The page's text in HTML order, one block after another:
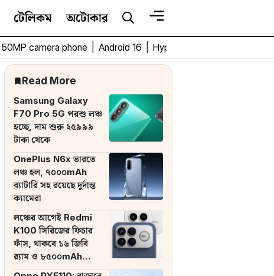
টেলিকম অটোকার
50MP camera phone Android 16 HyperOS 3
Read More
Samsung Galaxy
F70 Pro 5G পরশু লঞ্চ
হচ্ছে, দাম শুরু ২৫৯৯৯
টাকা থেকে
OnePlus N6x ভারতে
লঞ্চ হল, ৭০০০mAh
ব্যাটারি সহ রয়েছে দুর্দান্ত
ক্যামেরা
লঞ্চের আগেই Redmi
K100 সিরিজের ফিচার
ফাঁস, থাকবে ১৬ জিবি
র‌্যাম ও ৮৫০০mAh
ব্যাটারি